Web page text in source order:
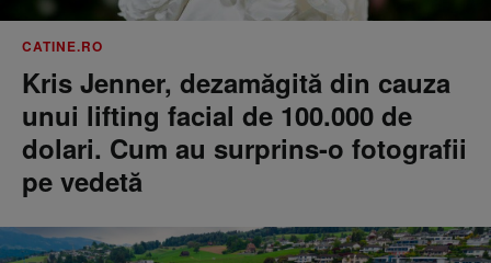
CATINE.RO
Kris Jenner, dezamăgită din cauza
unui lifting facial de 100.000 de
dolari. Cum au surprins-o fotografii
pe vedetă